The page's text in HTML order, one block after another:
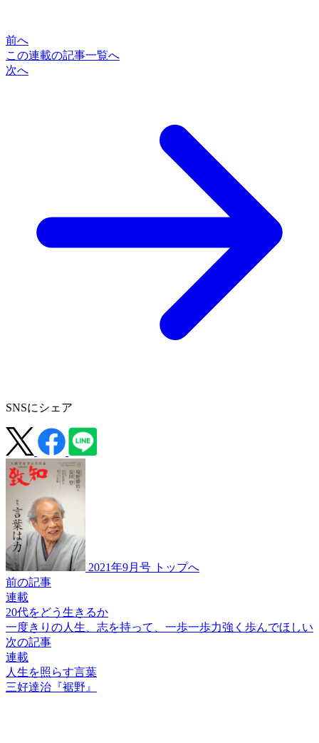
前へ
この連載の記事一覧へ
次へ
SNSにシェア
2021年9月号 トップへ
前の記事
連載
20代をどう生きるか
一度きりの人生、 志を持って、 一歩一歩力強く歩んでほしい
次の記事
連載
人生を照らす言葉
三好達治『裾野』